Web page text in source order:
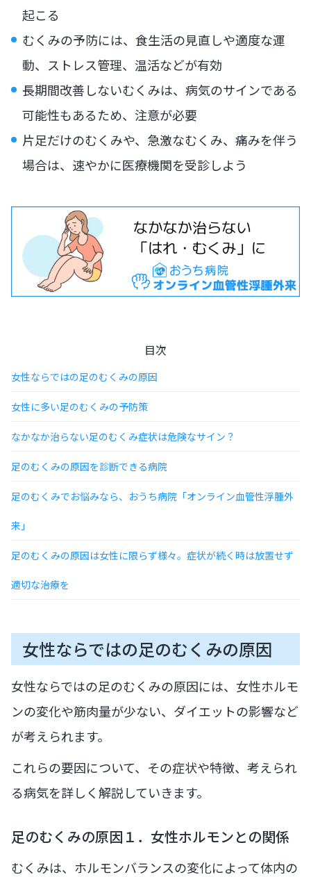
起こる
むくみの予防には、食生活の見直しや適度な運
動、ストレス管理、温活などが有効
長期間改善しないむくみは、病気のサインである
可能性もあるため、注意が必要
片足だけのむくみや、急激なむくみ、痛みを伴う
場合は、速やかに医療機関を受診しよう
目次
女性ならではの足のむくみの原因
女性に多い足のむくみの予防策
なかなか治らない足のむくみ症状は危険なサイン？
足のむくみの原因を診断できる病院
足のむくみでお悩みなら、おうち病院「オンライン血管性浮腫外
来」
足のむくみの原因は女性に限らず様々。症状が続く時は放置せず
適切な治療を
女性ならではの足のむくみの原因
女性ならではの足のむくみの原因には、女性ホルモ
ンの変化や筋肉量が少ない、ダイエットの影響など
が考えられます。
これらの要因について、その症状や特徴、考えられ
る病気を詳しく解説していきます。
足のむくみの原因１．女性ホルモンとの関係
むくみは、ホルモンバランスの変化によって体内の